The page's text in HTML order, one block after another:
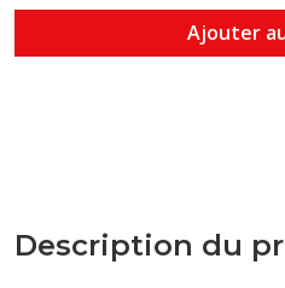
Ajouter
Description du